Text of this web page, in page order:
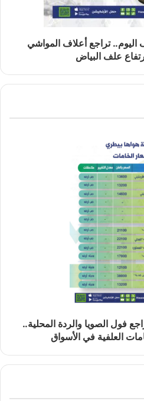
اليوم.. تراجع أعلاف المواشي
علف البياض
فول الصويا والردة المحلية..
العلفية في الأسواق